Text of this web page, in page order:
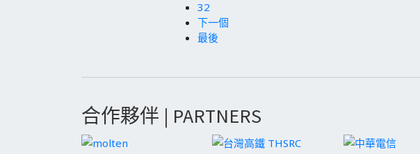
32
下一個
最後
合作夥伴 | PARTNERS